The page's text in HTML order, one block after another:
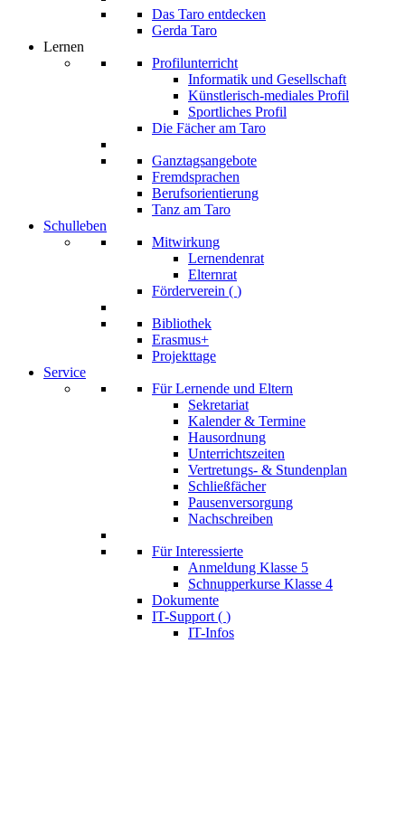
Das Taro entdecken
Gerda Taro
Lernen
Profilunterricht
Informatik und Gesellschaft
Künstlerisch-mediales Profil
Sportliches Profil
Die Fächer am Taro
Ganztagsangebote
Fremdsprachen
Berufsorientierung
Tanz am Taro
Schulleben
Mitwirkung
Lernendenrat
Elternrat
Förderverein ( )
Bibliothek
Erasmus+
Projekttage
Service
Für Lernende und Eltern
Sekretariat
Kalender & Termine
Hausordnung
Unterrichtszeiten
Vertretungs- & Stundenplan
Schließfächer
Pausenversorgung
Nachschreiben
Für Interessierte
Anmeldung Klasse 5
Schnupperkurse Klasse 4
Dokumente
IT-Support ( )
IT-Infos